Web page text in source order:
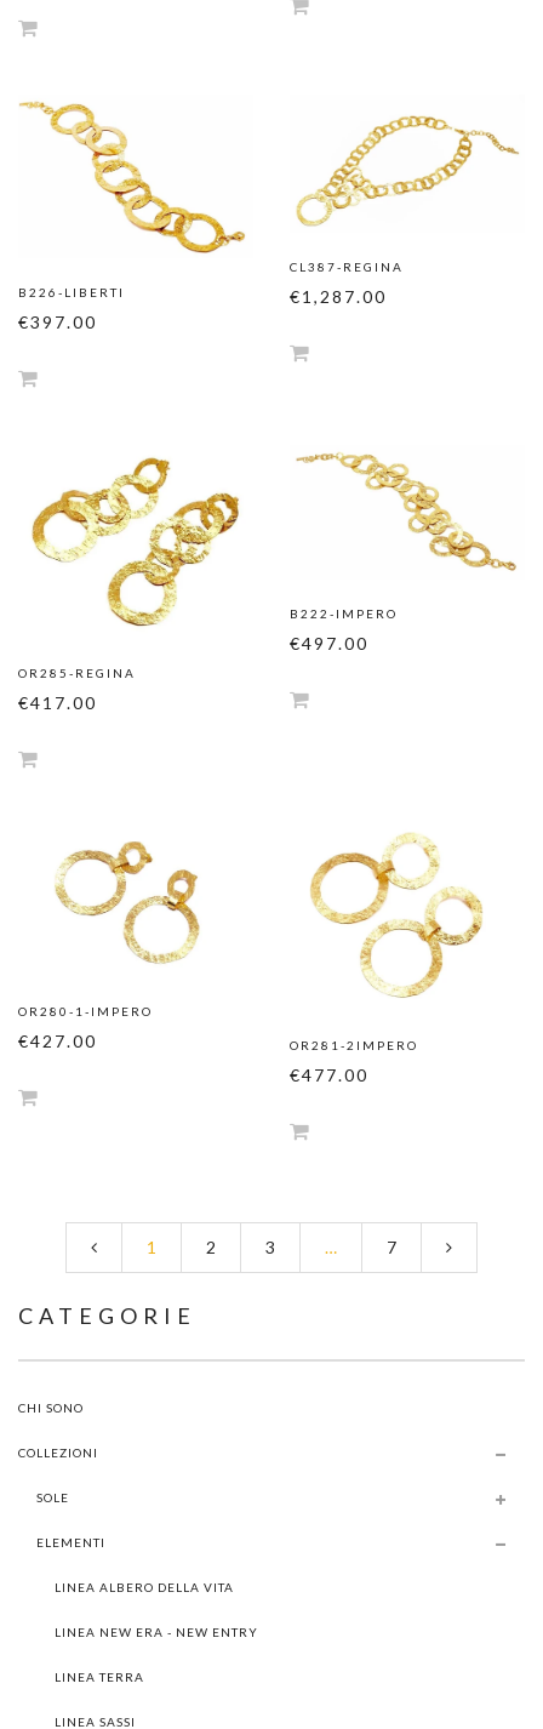
B226-LIBERTI
€397.00
CL387-REGINA
€1,287.00
OR285-REGINA
€417.00
B222-IMPERO
€497.00
OR280-1-IMPERO
€427.00 OR281-2IMPERO
€477.00
1 2 3 … 7
CATEGORIE
CHI SONO
COLLEZIONI
SOLE
ELEMENTI
LINEA ALBERO DELLA VITA
LINEA NEW ERA - NEW ENTRY
LINEA TERRA
LINEA SASSI